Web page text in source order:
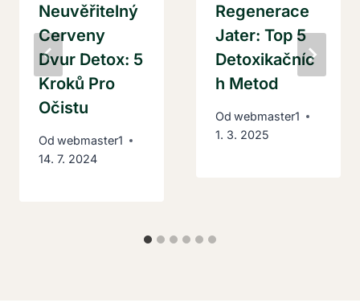
Neuvěřitelný
Cerveny
Dvur Detox: 5
Kroků Pro
Očistu
Od webmaster1
14. 7. 2024
Regenerace
Jater: Top 5
Detoxikačníc
H Metod
Od webmaster1
1. 3. 2025